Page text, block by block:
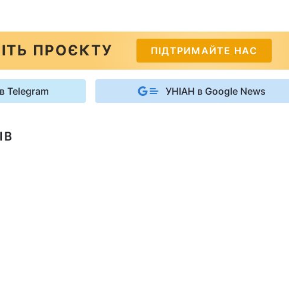
ПРОЄКТУ ПІДТРИМАЙТЕ НАС
Telegram УНІАН в Google News